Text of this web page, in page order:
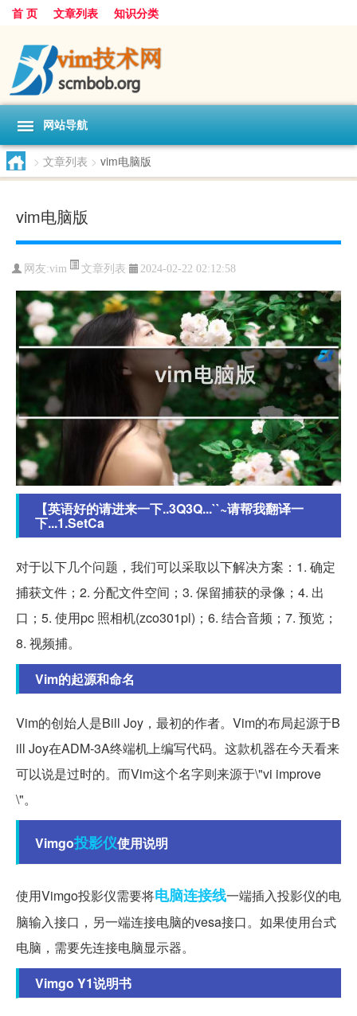
首 页 文章列表 知识分类
网站导航
> 文章列表 > vim电脑版
vim电脑版
网友:vim 文章列表 2024-02-22 02:12:58
【英语好的请进来一下..3Q3Q...``~请帮我翻译一
下...1.SetCa
对于以下几个问题，我们可以采取以下解决方案：1. 确定
捕获文件；2. 分配文件空间；3. 保留捕获的录像；4. 出
口；5. 使用pc 照相机(zco301pl)；6. 结合音频；7. 预览；
8. 视频捕。
Vim的起源和命名
Vim的创始人是Bill Joy，最初的作者。Vim的布局起源于B
ill Joy在ADM-3A终端机上编写代码。这款机器在今天看来
可以说是过时的。而Vim这个名字则来源于\"vi improve
\"。
Vimgo投影仪使用说明
使用Vimgo投影仪需要将电脑连接线一端插入投影仪的电
脑输入接口，另一端连接电脑的vesa接口。如果使用台式
电脑，需要先连接电脑显示器。
Vimgo Y1说明书